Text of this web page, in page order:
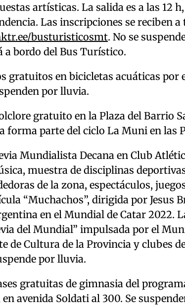
artísticas. La salida es a las 12
Las inscripciones se reciben
busturisticosmt. No se
a bordo del Bus Turístico.
gratuitos en bicicletas acuáticas por
por lluvia.
gratuito en la Plaza del Barrio
forma parte del ciclo La Muni en las
Mundialista Decana en Club
muestra de disciplinas
de la zona, espectáculos,
“Muchachos”, dirigida por Jesus
en el Mundial de Catar 2022.
del Mundial” impulsada por el
de Cultura de la Provincia y clubes
por lluvia.
gratuitas de gimnasia del
en avenida Soldati al 300. Se